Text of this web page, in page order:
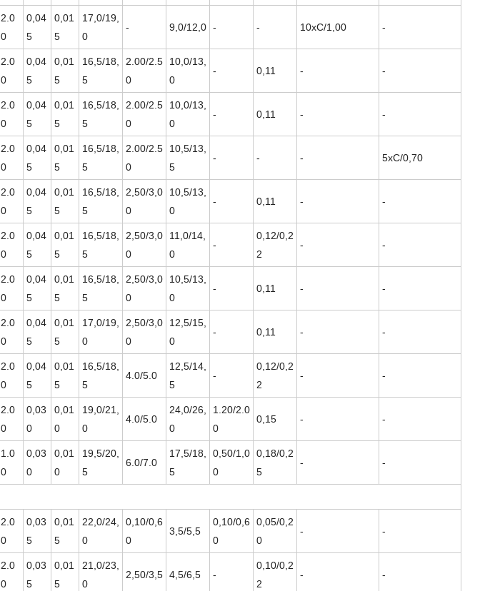
2.0
0
0,04
5
0,01
5
17,0/19,
0
- 9,0/12,0 - - 10xC/1,00 -
2.0
0
0,04
5
0,01
5
16,5/18,
5
2.00/2.5
0
10,0/13,
0
- 0,11 - -
2.0
0
0,04
5
0,01
5
16,5/18,
5
2.00/2.5
0
10,0/13,
0
- 0,11 - -
2.0
0
0,04
5
0,01
5
16,5/18,
5
2.00/2.5
0
10,5/13,
5
- - - 5xC/0,70
2.0
0
0,04
5
0,01
5
16,5/18,
5
2,50/3,0
0
10,5/13,
0
- 0,11 - -
2.0
0
0,04
5
0,01
5
16,5/18,
5
2,50/3,0
0
11,0/14,
0
-
0,12/0,2
2
- -
2.0
0
0,04
5
0,01
5
16,5/18,
5
2,50/3,0
0
10,5/13,
0
- 0,11 - -
2.0
0
0,04
5
0,01
5
17,0/19,
0
2,50/3,0
0
12,5/15,
0
- 0,11 - -
2.0
0
0,04
5
0,01
5
16,5/18,
5
4.0/5.0
12,5/14,
5
-
0,12/0,2
2
- -
2.0
0
0,03
0
0,01
0
19,0/21,
0
4.0/5.0
24,0/26,
0
1.20/2.0
0
0,15 - -
1.0
0
0,03
0
0,01
0
19,5/20,
5
6.0/7.0
17,5/18,
5
0,50/1,0
0
0,18/0,2
5
- -
2.0
0
0,03
5
0,01
5
22,0/24,
0
0,10/0,6
0
3,5/5,5
0,10/0,6
0
0,05/0,2
0
- -
2.0
0
0,03
5
0,01
5
21,0/23,
0
2,50/3,5 4,5/6,5 -
0,10/0,2
2
- -